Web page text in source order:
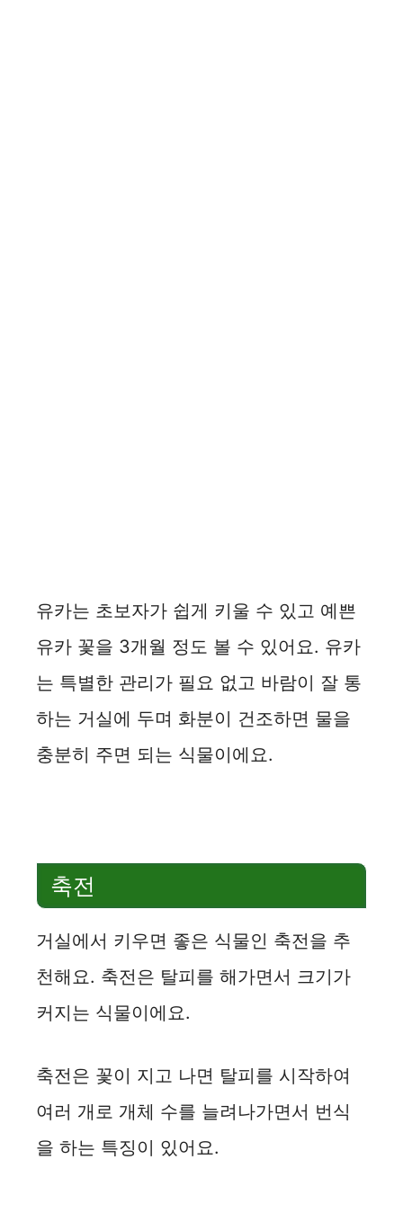
유카는 초보자가 쉽게 키울 수 있고 예쁜
유카 꽃을 3개월 정도 볼 수 있어요. 유카
는 특별한 관리가 필요 없고 바람이 잘 통
하는 거실에 두며 화분이 건조하면 물을
충분히 주면 되는 식물이에요.
축전
거실에서 키우면 좋은 식물인 축전을 추
천해요. 축전은 탈피를 해가면서 크기가
커지는 식물이에요.
축전은 꽃이 지고 나면 탈피를 시작하여
여러 개로 개체 수를 늘려나가면서 번식
을 하는 특징이 있어요.